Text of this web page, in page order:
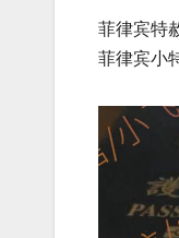
菲律宾特
菲律宾小